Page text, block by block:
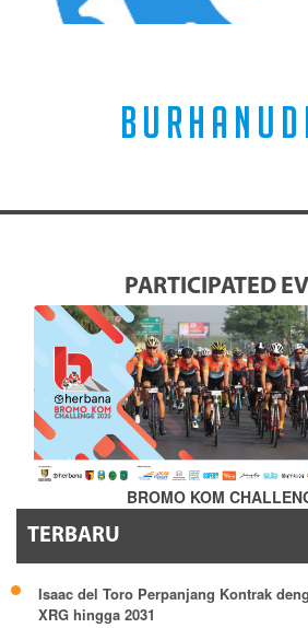
PARTICIPATED
BROMO KOM
TERBARU
Isaac del Toro Perpanjang Kontrak
XRG hingga 2031